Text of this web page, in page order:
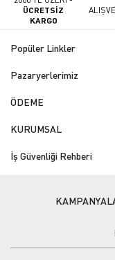
ÜCRETSİZ
KARGO
Popüler Linkler
Pazaryerlerimiz
ÖDEME
KURUMSAL
İş Güvenliği Rehberi